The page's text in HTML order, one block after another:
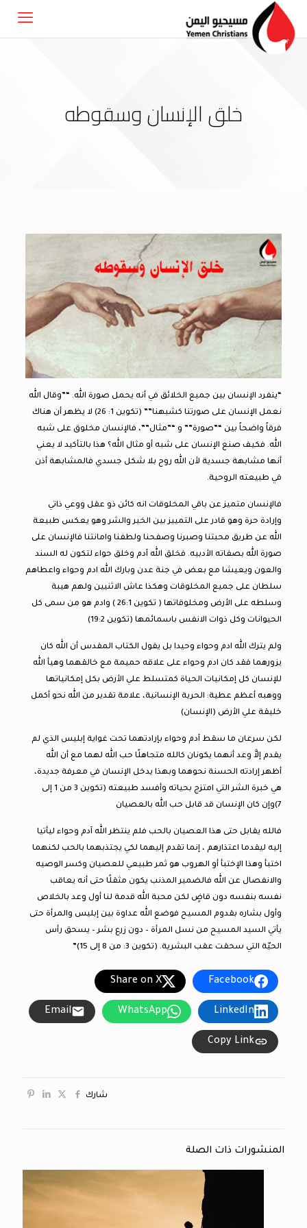
خلق الإنسان وسقوطه
“ينفرد الإنسان بين جميع الخلائق في أنه يحمل صورة الله. “”وقال الله
نعمل الإنسان على صورتنا كشبهنا”” (تكوين 1: 26) لا يظهر أن هناك
فرقاً واضحاً بين “”صورة”” و “”مثال””، فالإنسان مخلوق على شبه
الله. فكيف صنع الإنسان على شبه أو مثال الله؟ هذا بالتأكيد لا يعني
أنها مشابهة جسدية لأن الله روح بلا شكل جسدي فالمشابهة أذن
في طبيعته الروحية.
فالإنسان متميز عن باقي المخلوقات انه كائن ذو عقل ووعي ذاتي
وإرادة حرة وهو قادر على التمييز بين الخير والشر وهو يعكس طبيعة
الله عن طريق محبتنا وصبرنا وصفحنا ولطفنا وامانتنا فالإنسان على
صورة الله بصفاته الأدبيه. فخلق الله آدم وخلق حواء لتكون له السند
والعون ويعيشا مع بعض في جنة عدن وبارك الله ادم وحواء واعطاهم
سلطان على جميع المخلوقات وهكذا عاش الاثنيين ولهم هيبة
وسلطه على الأرض ومخلوقاتها ( تكوين 26:1 ) وادم هو من سمى كل
الحيوانات وكل ذوات الانفس باسمائمها (تكوين 19:2)
ولم يترك الله ادم وحواء وحيدا بل يقول الكتاب المقدس أن الله كان
يزورهما فقد كان ادم وحواء على علاقه حميمة مع خالقهما وهيأ الله
للإنسان كل إمكانيات الحياة كمتسلط علي الأرض بكل إمكانياتها
ووهبه أعظم عطية: الحرية الإنسانية، علامة تقدير من الله نحو أكمل
خليقة علي الأرض (الإنسان)
لكن سرعان ما سقط آدم وحواء بإرادتهما تحت غواية إبليس الذي لم
يقدم إلاَّ وعد أنهما يكونان كالله متجاهلًا حب الله لهما مع أن الله
أظهر إرادته الحسنة نحوهما وبهذا يدخل الإنسان في معرفة جديدة،
هي خبرة الشر التي امتزج بحياته وأفسد طبيعته (تكوين 3 من 1 إلى
7)وإن كان الإنسان قد قابل حب الله بالعصيان
فالله يقابل حتى هذا العصيان بالحب فلم ينتظر الله آدم وحواء ليأتيا
إليه ليقدما اعتذارهم ، إنما تقدم إليهما لكي يجتذبهما بالحب لكنهما
اختبأ وهذا الإختبأ أو الهروب هو ثمر طبيعي للعصيان وكسر الوصيه
والانفصال عن الله فالضمير المذنب يكون مثقلًا حتى أنه يعاقب
نفسه بنفسه دون قاضٍ لكن محبة الله قدمة لنا أول وعد بالخلاص
وأول بشاره بقدوم المسيح فوضع الله عداوة بين إبليس والمرأة حتى
يأتي السيد المسيح من نسل المرأة – دون زرع بشر – يسحق رأس
الحيّة التي سحقت عقب البشرية. (تكوين 3: من 8 إلى 15)”
Facebook
Share on X
LinkedIn
WhatsApp
Email
Copy Link
شارك
المنشورات ذات الصلة